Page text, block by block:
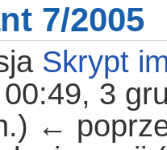
7/2005
Skrypt
3
←